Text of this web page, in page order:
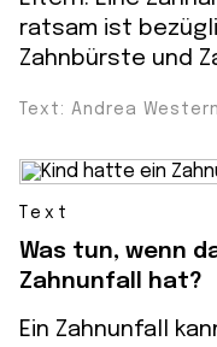
ratsam ist
Zahnbürste und
Text: Andrea
Text
Was tun, wenn
Zahnunfall hat?
Ein Zahnunfall